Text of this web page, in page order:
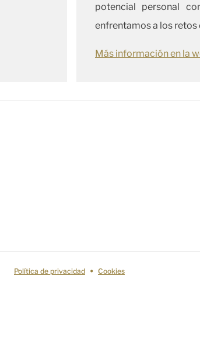
potencial personal
enfrentamos a los retos
Más información en la
Política de privacidad Cookies